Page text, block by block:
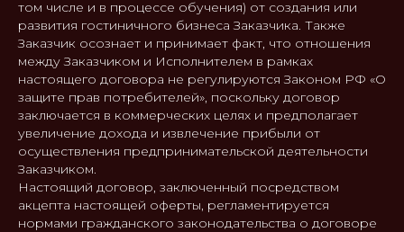
том числе и в процессе обучения) от создания или
развития гостиничного бизнеса Заказчика. Также
Заказчик осознает и принимает факт, что отношения
между Заказчиком и Исполнителем в рамках
настоящего договора не регулируются Законом РФ «О
защите прав потребителей», поскольку договор
заключается в коммерческих целях и предполагает
увеличение дохода и извлечение прибыли от
осуществления предпринимательской деятельности
Заказчиком.
Настоящий договор, заключенный посредством
акцепта настоящей оферты, регламентируется
нормами гражданского законодательства о договоре